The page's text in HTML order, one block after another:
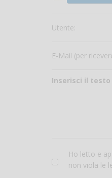
Utente:
E-Mail (per
Inserisci il
Ho letto e
non viola le